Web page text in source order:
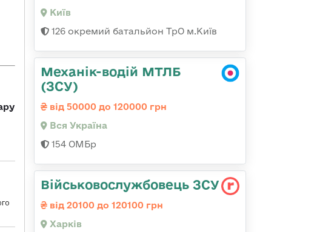
Київ
126 окремий батальйон ТрО м.Київ
Механік-водій МТЛБ
(ЗСУ)
від 50000 до 120000 грн
Вся Україна
154 ОМБр
Військовослужбовець ЗСУ
від 20100 до 120100 грн
Харків